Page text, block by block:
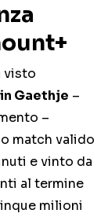
visto
Gaethje –
–
match valido
e vinto da
al termine
milioni